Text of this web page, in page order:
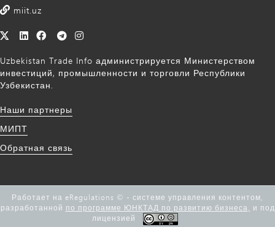
miit.uz
Uzbekistan Trade Info администрируется Министерством
инвестиций, промышленности и торговли Республики
Узбекистан.
Наши партнеры
МИПТ
Обратная связь
Работает на eRegulations © - системе управления контентом,
разработанной по программе ЮНКТАД по развитию бизнеса,
и под
лицензией